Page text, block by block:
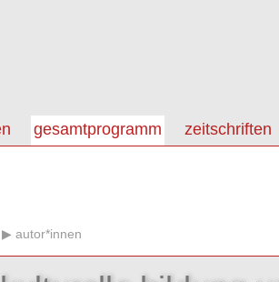
gesamtprogramm zeitschriften
autor*innen